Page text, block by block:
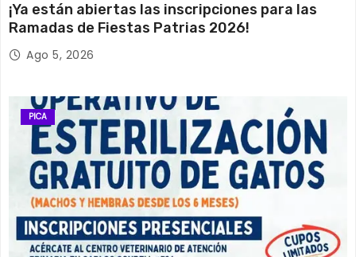
¡Ya están abiertas las inscripciones para las
Ramadas de Fiestas Patrias 2026!
Ago 5, 2026
PICA